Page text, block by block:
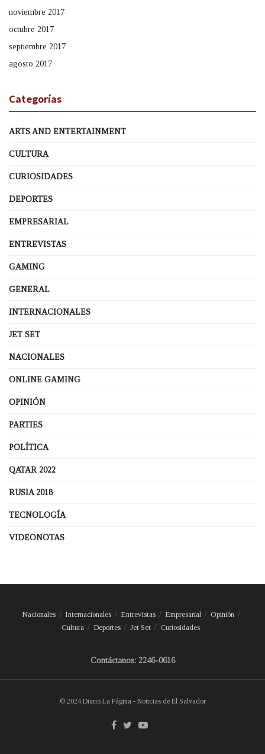
noviembre 2017
octubre 2017
septiembre 2017
agosto 2017
Categorías
ARTS AND ENTERTAINMENT
CULTURA
CURIOSIDADES
DEPORTES
EMPRESARIAL
ENTREVISTAS
GAMING
GENERAL
INTERNACIONALES
JET SET
NACIONALES
ONLINE GAMING
OPINIÓN
PARTIES
POLÍTICA
QATAR 2022
RUSIA 2018
TECNOLOGÍA
VIDEONOTAS
Nacionales Internacionales Entrevistas Empresarial
Opinión
Cultura
Deportes Jet Set Curiosidades
Contáctanos: 2246-0616
© 2024 Diario La Página - Noticias de El Salvador